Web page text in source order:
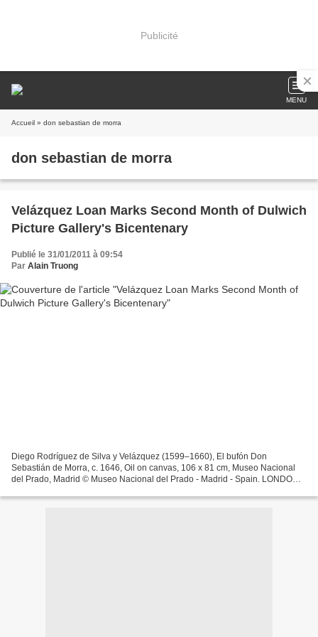
Publicité
MENU
Accueil » don sebastian de morra
don sebastian de morra
Velázquez Loan Marks Second Month of Dulwich
Picture Gallery's Bicentenary
Publié le 31/01/2011 à 09:54
Par Alain Truong
Diego Rodríguez de Silva y Velázquez (1599–1660), El bufón Don
Sebastián de Morra, c. 1646, Oil on canvas, 106 x 81 cm, Museo Nacional
del Prado, Madrid © Museo Nacional del Prado - Madrid - Spain. LONDON.-